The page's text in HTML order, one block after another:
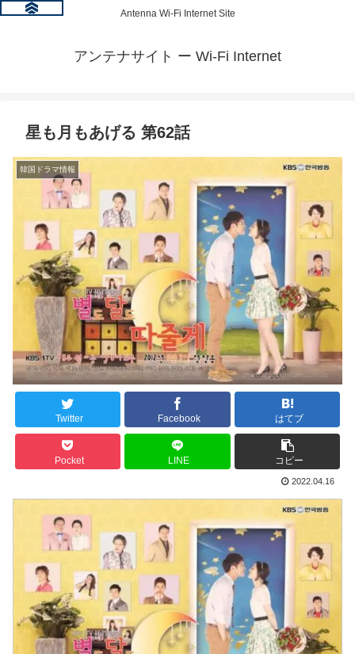
Antenna Wi-Fi Internet Site
アンテナサイト ー Wi-Fi Internet
星も月もあげる 第62話
韓国ドラマ情報
Twitter Facebook はてブ
Pocket LINE コピー
2022.04.16